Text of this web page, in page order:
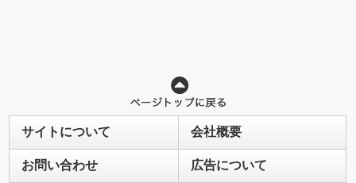
サイトについて 会社概要
お問い合わせ 広告について